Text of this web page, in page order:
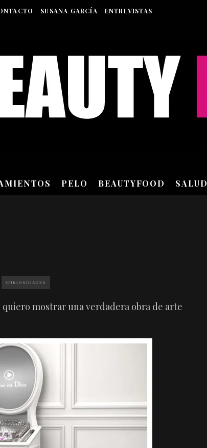
SUSANA GARCÍA ENTREVISTAS
PELO BEAUTYFOOD SALUD
CURIOSIDADES
mostrar una verdadera obra de arte